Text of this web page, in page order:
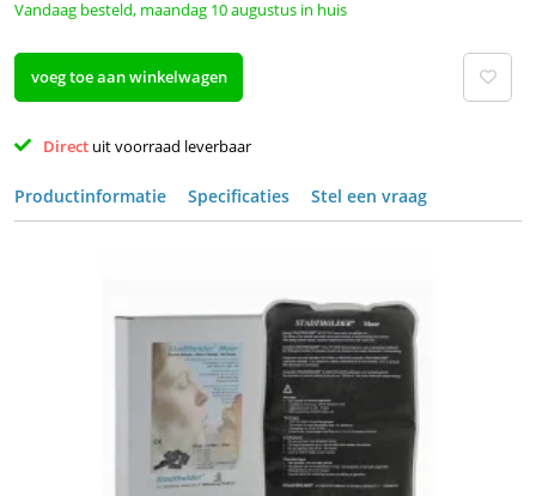
Vandaag besteld, maandag 10 augustus in huis
voeg toe aan winkelwagen
Direct uit voorraad leverbaar
Productinformatie Specificaties Stel een vraag